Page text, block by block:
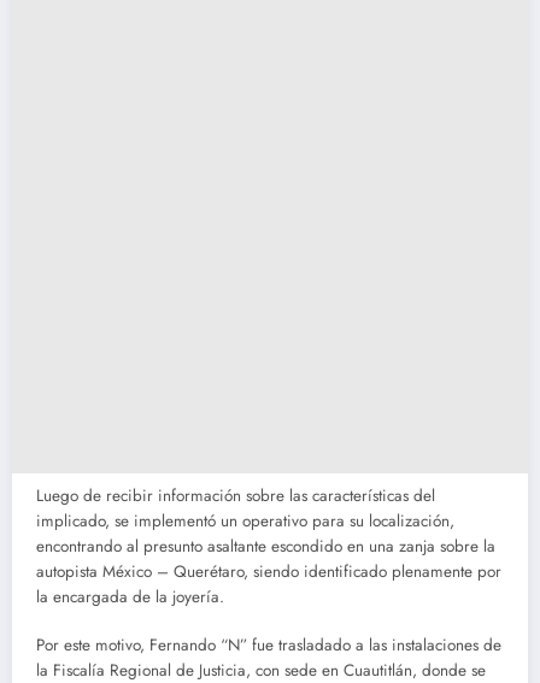
Luego de recibir información sobre las características del
implicado, se implementó un operativo para su localización,
encontrando al presunto asaltante escondido en una zanja sobre la
autopista México – Querétaro, siendo identificado plenamente por
la encargada de la joyería.
Por este motivo, Fernando “N” fue trasladado a las instalaciones de
la Fiscalía Regional de Justicia, con sede en Cuautitlán, donde se